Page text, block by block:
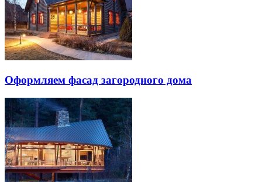
Оформляем фасад загородного дома